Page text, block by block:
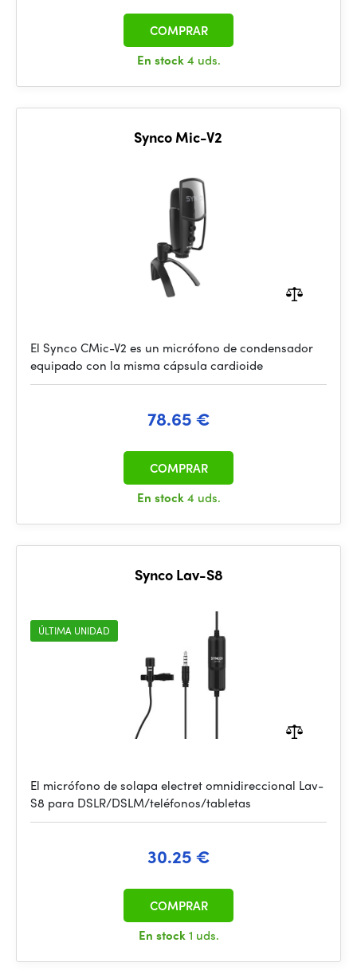
En stock4 uds.
COMPRAR
Synco Mic-V2
El Synco CMic-V2 es un micrófono de condensador
equipado con la misma cápsula cardioide
78.65 €
En stock4 uds.
COMPRAR
Synco Lav-S8
ÚLTIMA UNIDAD
El micrófono de solapa electret omnidireccional Lav-
S8 para DSLR/DSLM/teléfonos/tabletas
30.25 €
En stock1 uds.
COMPRAR